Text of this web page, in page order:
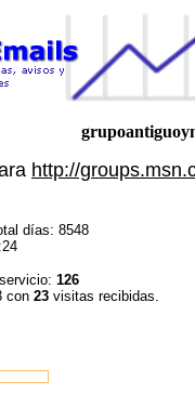
http://
días: 8548
126
con 23 visitas recibidas.